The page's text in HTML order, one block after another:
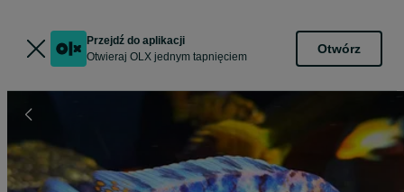
Przejdź do aplikacji
Otwieraj OLX jednym tapnięciem
Otwórz